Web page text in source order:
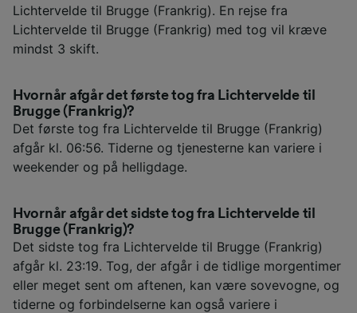
Lichtervelde til Brugge (Frankrig). En rejse fra
Lichtervelde til Brugge (Frankrig) med tog vil kræve
mindst 3 skift.
Hvornår afgår det første tog fra Lichtervelde til
Brugge (Frankrig)?
Det første tog fra Lichtervelde til Brugge (Frankrig)
afgår kl. 06:56. Tiderne og tjenesterne kan variere i
weekender og på helligdage.
Hvornår afgår det sidste tog fra Lichtervelde til
Brugge (Frankrig)?
Det sidste tog fra Lichtervelde til Brugge (Frankrig)
afgår kl. 23:19. Tog, der afgår i de tidlige morgentimer
eller meget sent om aftenen, kan være sovevogne, og
tiderne og forbindelserne kan også variere i